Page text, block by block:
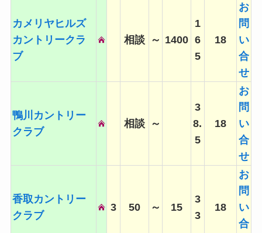
カメリヤヒルズ
カントリークラ
ブ
相談 ～ 1400
1
6
5
18
お
問
い
合
せ
鴨川カントリー
クラブ
相談 ～
3
8.
5
18
お
問
い
合
せ
香取カントリー
クラブ
3 50 ～ 15
3
3
18
お
問
い
合